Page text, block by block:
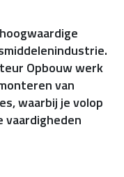
Opbouw werk
van
waarbij je volop
vaardigheden